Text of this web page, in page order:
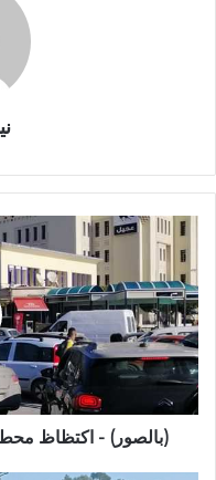
(بالصور) - اكتظاظ